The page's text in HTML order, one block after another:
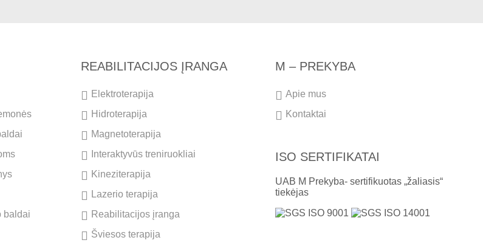
baldai
REABILITACIJOS ĮRANGA
Elektroterapija
Hidroterapija
Magnetoterapija
Interaktyvūs treniruokliai
Kineziterapija
Lazerio terapija
Reabilitacijos įranga
Šviesos terapija
M – PREKYBA
Apie mus
Kontaktai
ISO SERTIFIKATAI
UAB M Prekyba- sertifikuotas „žaliasis“
tiekėjas